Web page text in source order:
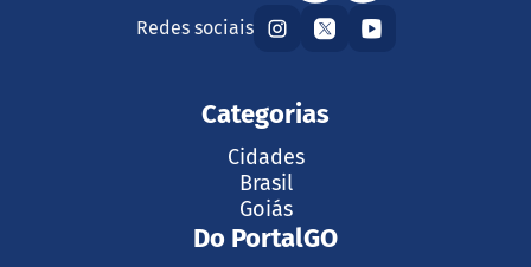
Redes sociais
Categorias
Cidades
Brasil
Goiás
Do PortalGO